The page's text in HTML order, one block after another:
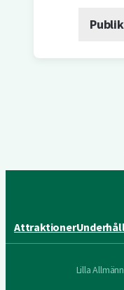
Publik
Attraktioner
Lilla